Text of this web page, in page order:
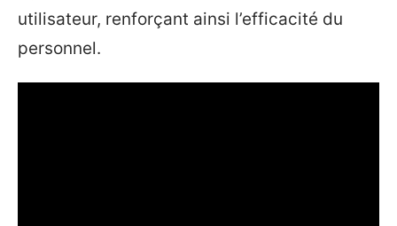
utilisateur, renforçant ainsi l’efficacité du
personnel.